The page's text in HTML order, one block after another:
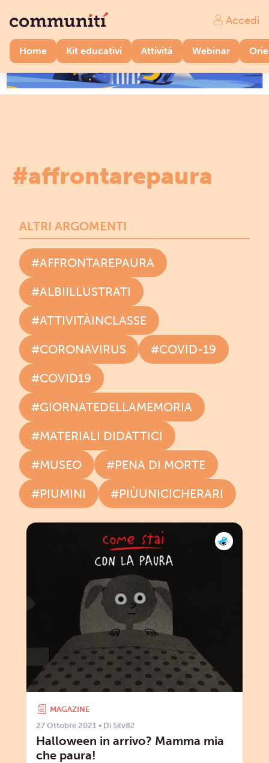
Home Kit educativi Attività Webinar
Accedi
#affrontarepaura
MAGAZINE
27 Ottobre 2021 • Di Silv82
Halloween in arrivo? Mamma mia
che paura!
ALTRI ARGOMENTI
#AFFRONTAREPAURA
#ALBIILLUSTRATI
#ATTIVITÀINCLASSE
#CORONAVIRUS
#COVID-19
#COVID19
#GIORNATEDELLAMEMORIA
#MATERIALI DIDATTICI
#MUSEO
#PENA DI MORTE
#PIUMINI
#PIÙUNICICHERARI